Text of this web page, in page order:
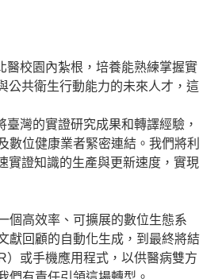
醫校園內紮根，培養能熟練掌握實
公共衛生行動能力的未來人才，這
臺灣的實證研究成果和轉譯經驗，
數位健康業者緊密連結。我們將利
實證知識的生產與更新速度，實現
個高效率、可擴展的數位生態系
獻回顧的自動化生成，到最終將結
或手機應用程式，以供醫病雙方